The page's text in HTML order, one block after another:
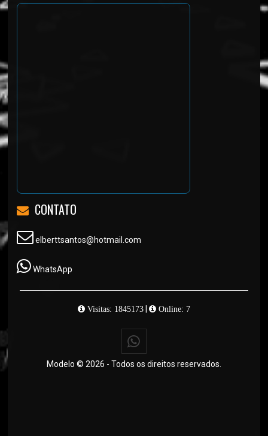
CONTATO
elberttsantos@hotmail.com
WhatsApp
Visitas: 1845173| Online: 7
Modelo © 2026 - Todos os direitos reservados.